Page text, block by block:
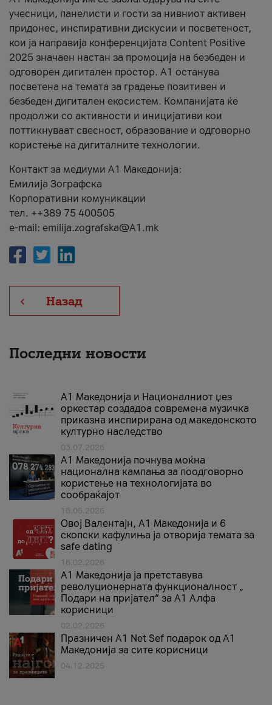
учесници, панелисти и гости за нивниот активен
придонес, инспиративни дискусии и посветеност,
кои ја направија конференцијата Content Positive
2025 значаен настан за промоција на безбеден и
одговорен дигитален простор. А1 останува
посветена на темата за градење позитивен и
безбеден дигитален екосистем. Компанијата ќе
продолжи со активности и иницијативи кои
поттикнуваат свесност, образование и одговорно
користење на дигиталните технологии.
Контакт за медиуми А1 Македонија:
Емилија Зографска
Корпоративни комуникации
тел. ++389 75 400505
e-mail: emilija.zografska@A1.mk
Назад
Последни новости
А1 Македонија и Националниот џез
оркестар создадоа современа музичка
приказна инспирирана од македонското
културно наследство
03.07.2026
A1 Македонија почнува моќна
национална кампања за поодговорно
користење на технологијата во
сообраќајот
18.05.2026
Овој Валентајн, A1 Македонија и 6
скопски кафулиња ја отворија темата за
safe dating
16.02.2026
А1 Македонија ја претставува
револуционерната функционалност „
Подари на пријател“ за А1 Алфа
корисници
02.02.2026
Празничен A1 Net Sеf подарок од А1
Македонија за сите корисници
04.12.2025